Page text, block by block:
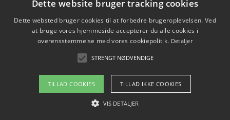
Copyright 2026 - Pilanto Aps
Om / kontakt
Blog Betingelser
Dette website bruger tracking cookies
Dette websted bruger cookies til at forbedre brugeroplevelsen. Ved
at bruge vores hjemmeside accepterer du alle cookies i
overensstemmelse med vores cookiepolitik. Detaljer
STRENGT NØDVENDIGE
TILLAD COOKIES TILLAD IKKE COOKIES
VIS DETALJER